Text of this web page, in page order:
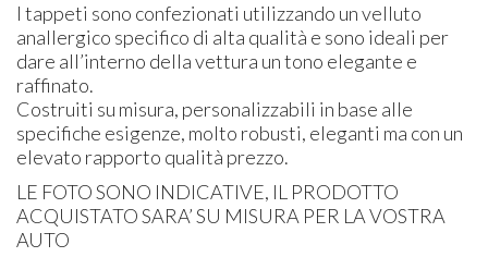
I tappeti sono confezionati utilizzando un velluto
anallergico specifico di alta qualità e sono ideali per
dare all’interno della vettura un tono elegante e
raffinato.
Costruiti su misura, personalizzabili in base alle
specifiche esigenze, molto robusti, eleganti ma con un
elevato rapporto qualità prezzo.
LE FOTOSONO INDICATIVE, IL PRODOTTO
ACQUISTATOSARA’ SU MISURA PER LAVOSTRA
AUTO